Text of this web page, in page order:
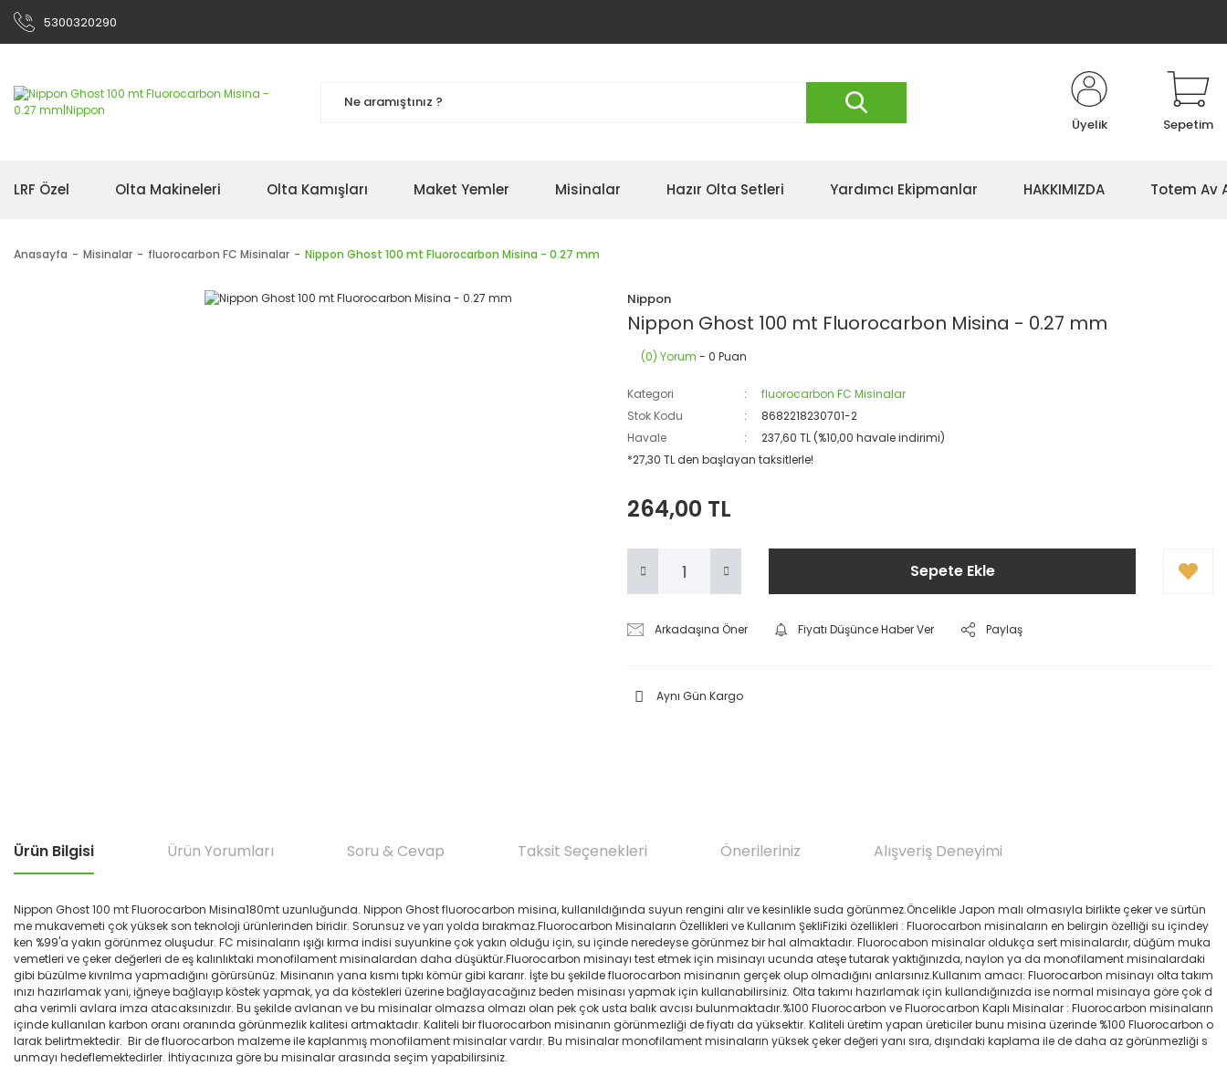
5300320290
Üyelik Sepetim
LRF Özel Olta Makineleri Olta Kamışları Maket Yemler Misinalar Hazır Olta Setleri Yardımcı Ekipmanlar HAKKIMIZDA Totem Av
Anasayfa Misinalar fluorocarbon FC Misinalar Nippon Ghost 100 mt Fluorocarbon Misina - 0.27 mm
Nippon
Nippon Ghost 100 mt Fluorocarbon Misina - 0.27 mm
(0) Yorum - 0 Puan
Kategori
fluorocarbon FC Misinalar
Stok Kodu
8682218230701-2
Havale
237,60 TL (%10,00 havale indirimi)
*27,30 TL den başlayan taksitlerle!
264,00 TL
Sepete Ekle
Arkadaşına Öner Fiyatı Düşünce Haber Ver Paylaş
Aynı Gün Kargo
Ürün Bilgisi Ürün Yorumları Soru & Cevap Taksit Seçenekleri Önerileriniz Alışveriş Deneyimi
Nippon Ghost 100 mt Fluorocarbon Misina180mt uzunluğunda. Nippon Ghost fluorocarbon misina, kullanıldığında suyun rengini alır ve kesinlikle suda görünmez.Öncelikle Japon malı olmasıyla birlikte çeker ve sürtün
me mukavemeti çok yüksek son teknoloji ürünlerinden biridir. Sorunsuz ve yarı yolda bırakmaz.Fluorocarbon Misinaların Özellikleri ve Kullanım ŞekliFiziki özellikleri : Fluorocarbon misinaların en belirgin özelliği su içindey
ken %99'a yakın görünmez oluşudur. FC misinaların ışığı kırma indisi suyunkine çok yakın olduğu için, su içinde neredeyse görünmez bir hal almaktadır. Fluorocabon misinalar oldukça sert misinalardır, düğüm muka
vemetleri ve çeker değerleri de eş kalınlıktaki monofilament misinalardan daha düşüktür.Fluorocarbon misinayı test etmek için misinayı ucunda ateşe tutarak yaktığınızda, naylon ya da monofilament misinalardaki
gibi büzülme kıvrılma yapmadığını görürsünüz. Misinanın yana kısmı tıpkı kömür gibi kararır. İşte bu şekilde fluorocarbon misinanın gerçek olup olmadığını anlarsınız.Kullanım amacı: Fluorocarbon misinayı olta takım
ınızı hazırlamak yani, iğneye bağlayıp köstek yapmak, ya da köstekleri üzerine bağlayacağınız beden misinası yapmak için kullanabilirsiniz. Olta takımı hazırlamak için kullandığınızda ise normal misinaya göre çok d
aha verimli avlara imza atacaksınızdır. Bu şekilde avlanan ve bu misinalar olmazsa olmazı olan pek çok usta balık avcısı bulunmaktadır.%100 Fluorocarbon ve Fluorocarbon Kaplı Misinalar : Fluorocarbon misinaların
içinde kullanılan karbon oranı oranında görünmezlik kalitesi artmaktadır. Kaliteli bir fluorocarbon misinanın görünmezliği de fiyatı da yüksektir. Kaliteli üretim yapan üreticiler bunu misina üzerinde %100 Fluorocarbon o
larak belirtmektedir. Bir de fluorocarbon malzeme ile kaplanmış monofilament misinalar vardır. Bu misinalar monofilament misinaların yüksek çeker değeri yanı sıra, dışındaki kaplama ile de daha az görünmezliği s
unmayı hedeflemektedirler. İhtiyacınıza göre bu misinalar arasında seçim yapabilirsiniz.